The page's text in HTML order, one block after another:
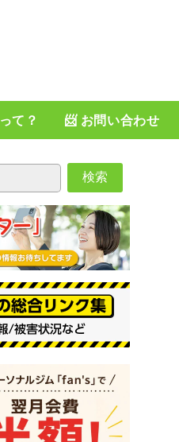
て？ 📨 お問い合わせ
検索